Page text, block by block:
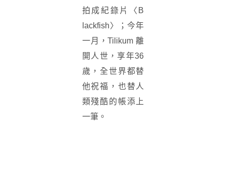
拍成紀錄片〈B
lackfish〉；今年
一月，Tilikum 離
開人世，享年36
歲，全世界都替
他祝福，也替人
類殘酷的帳添上
一筆。